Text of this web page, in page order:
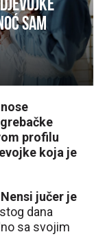
sam
profilu
koja je
Nensi jučer je
dana
sa svojim